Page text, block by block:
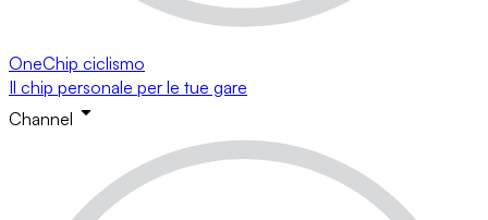
OneChip ciclismo
Il chip personale per le tue gare
Channel